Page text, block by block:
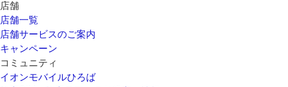
店舗
店舗一覧
店舗サービスのご案内
キャンペーン
コミュニティ
イオンモバイルひろば